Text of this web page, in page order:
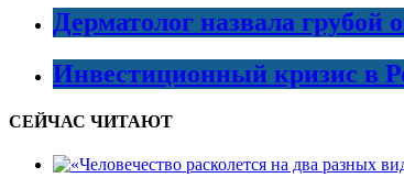
Дерматолог назвала
Инвестиционный кризис в
СЕЙЧАС ЧИТАЮТ